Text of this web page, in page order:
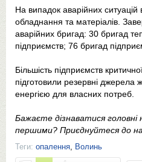
На випадок аварійних ситуацій
обладнання та матеріалів.
аварійних бригад: 30 бригад
підприємств; 76 бригад
Більшість підприємств
підготовили резервні
енергією для власних потреб.
Бажаєте дізнаватися
першими? Приєднуйтеся до
Теги: опалення, Волинь